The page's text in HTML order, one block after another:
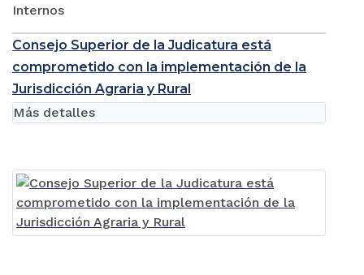
Internos
Consejo Superior de la Judicatura está
comprometido con la implementación de la
Jurisdicción Agraria y Rural
Más detalles